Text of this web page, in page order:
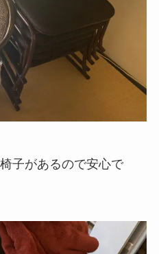
子があるので安心で